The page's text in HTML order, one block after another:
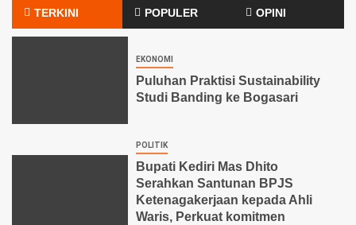
TERKINI POPULER OPINI
EKONOMI
Puluhan Praktisi Sustainability
Studi Banding ke Bogasari
POLITIK
Bupati Kediri Mas Dhito
Serahkan Santunan BPJS
Ketenagakerjaan kepada Ahli
Waris, Perkuat komitmen